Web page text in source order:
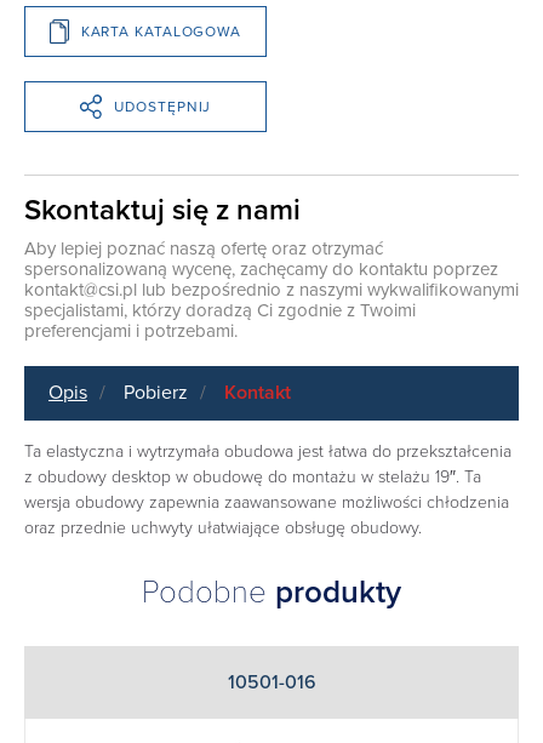
KARTA KATALOGOWA
UDOSTĘPNIJ
Skontaktuj się z nami
Aby lepiej poznać naszą ofertę oraz otrzymać
spersonalizowaną wycenę, zachęcamy do kontaktu poprzez
kontakt@csi.pl lub bezpośrednio z naszymi wykwalifikowanymi
specjalistami, którzy doradzą Ci zgodnie z Twoimi
preferencjami i potrzebami.
Opis Pobierz Kontakt
Ta elastyczna i wytrzymała obudowa jest łatwa do przekształcenia
z obudowy desktop w obudowę do montażu w stelażu 19″. Ta
wersja obudowy zapewnia zaawansowane możliwości chłodzenia
oraz przednie uchwyty ułatwiające obsługę obudowy.
Podobne produkty
10501-016